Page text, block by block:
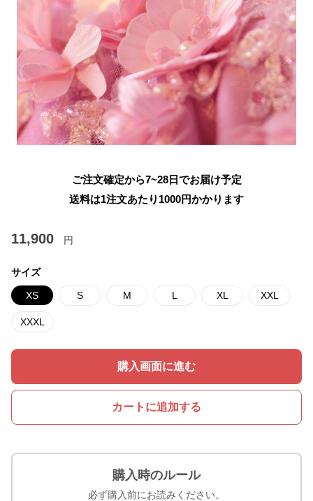
ご注文確定から7~28日でお届け予定
送料は1注文あたり 1000円かかります
11,900 円
サイズ
XS S M L XL XXL
XXXL
購入画面に進む
カートに追加する
購入時のルール
必ず購入前にお読みください。